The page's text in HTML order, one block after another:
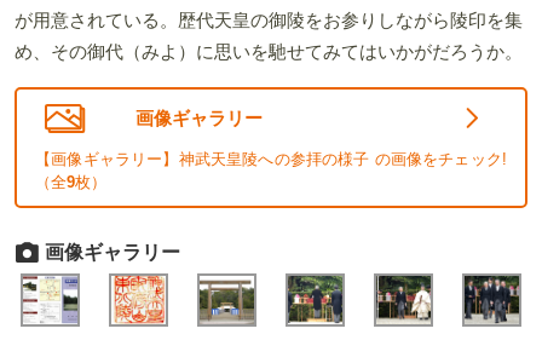
が用意されている。歴代天皇の御陵をお参りしながら陵印を集
め、その御代（みよ）に思いを馳せてみてはいかがだろうか。
画像ギャラリー
【画像ギャラリー】神武天皇陵への参拝の様子 の画像をチェック!
（全9枚）
画像ギャラリー